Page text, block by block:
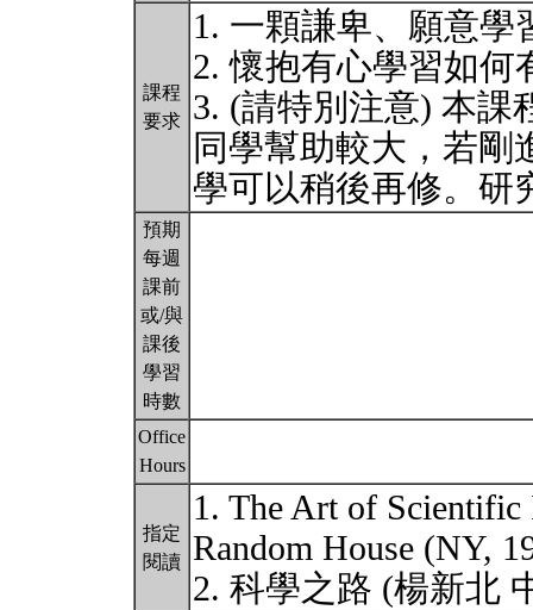
課程
要求
1. 一顆謙卑、願意
2. 懷抱有心學習如何
3. (請特別注意) 本課
同學幫助較大，若剛
學可以稍後再修。
預期
每週
課前
或/與
課後
學習
時數
Office
Hours
指定
閱讀
1. The Art of
Random House (NY,
2. 科學之路 (楊新北